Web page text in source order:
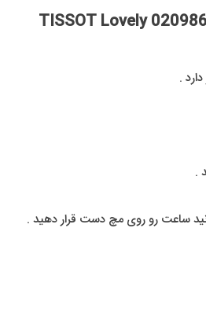
.
.
ساعت رو روی مچ دست قرار دهید .